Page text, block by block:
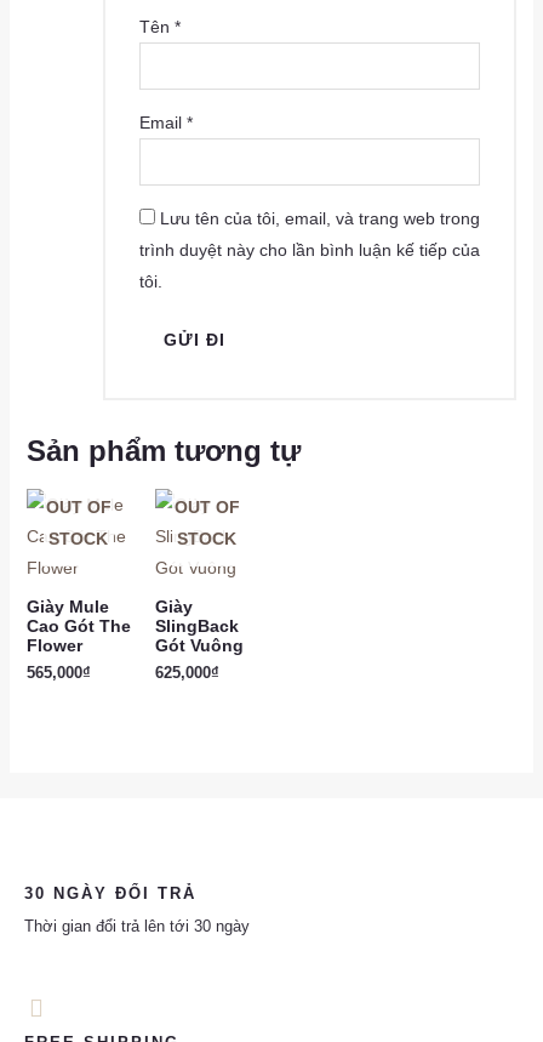
Tên*
Email*
Lưu tên của tôi, email, và trang web trong
trình duyệt này cho lần bình luận kế tiếp của
tôi.
Sản phẩm tương tự
OUT OF
STOCK
Giày Mule
Cao Gót The
Flower
565,000₫
OUT OF
STOCK
Giày
SlingBack
Gót Vuông
625,000₫
30 NGÀY ĐỔI TRẢ
Thời gian đổi trả lên tới 30 ngày